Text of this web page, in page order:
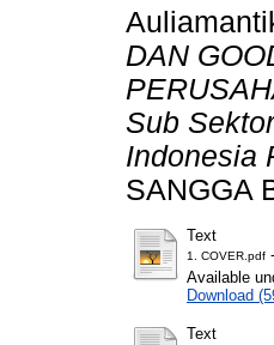
DAN
Sub
Indonesia
SANGGA
Text
1. COVER.pdf
Available
Download
Text